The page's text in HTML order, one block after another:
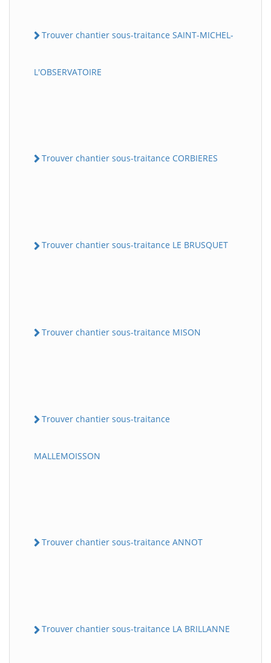
Trouver chantier sous-traitance SAINT-MICHEL-
L'OBSERVATOIRE
Trouver chantier sous-traitance CORBIERES
Trouver chantier sous-traitance LE BRUSQUET
Trouver chantier sous-traitance MISON
Trouver chantier sous-traitance
MALLEMOISSON
Trouver chantier sous-traitance ANNOT
Trouver chantier sous-traitance LA BRILLANNE